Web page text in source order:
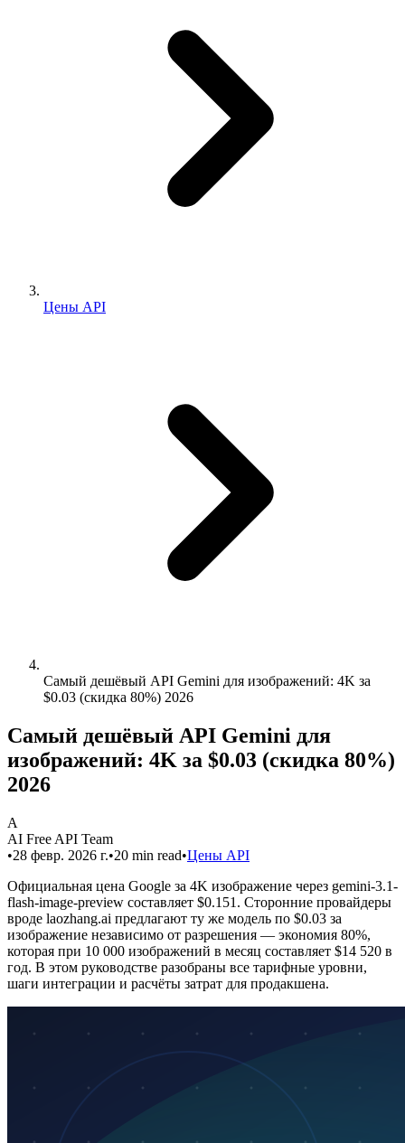
Цены API
Самый дешёвый API Gemini для изображений: 4K за
$0.03 (скидка 80%) 2026
Самый дешёвый API Gemini для
изображений: 4K за $0.03 (скидка 80%)
2026
A
AI Free API Team
•28 февр. 2026 г.•20 min read•Цены API
Официальная цена Google за 4K изображение через gemini-3.1-
flash-image-preview составляет $0.151. Сторонние провайдеры
вроде laozhang.ai предлагают ту же модель по $0.03 за
изображение независимо от разрешения — экономия 80%,
которая при 10 000 изображений в месяц составляет $14 520 в
год. В этом руководстве разобраны все тарифные уровни,
шаги интеграции и расчёты затрат для продакшена.